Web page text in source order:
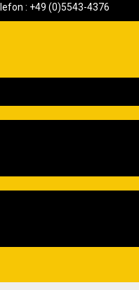
: +49 (0)5543-4376